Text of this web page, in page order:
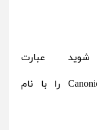
عبارت
CanonicalGroupLimited.Ubuntu16.04onWIndows را با نام